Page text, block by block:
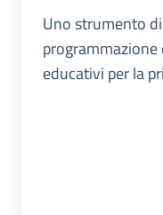
Uno strumento
programmazione
educativi per la